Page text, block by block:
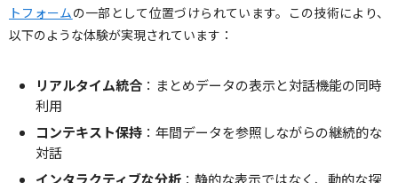
トフォームの一部として位置づけられています。この技術により、
以下のような体験が実現されています：
リアルタイム統合 ：まとめデータの表示と対話機能の同時
利用
コンテキスト保持 ：年間データを参照しながらの継続的な
対話
インタラクティブな分析 ：静的な表示ではなく、動的な探